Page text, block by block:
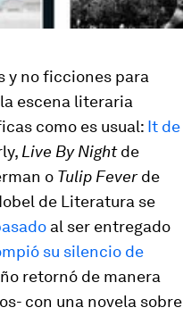
y no ficciones para
escena literaria
como es usual: It de
Live By Nightde
o Tulip Feverde
de Literatura se
al ser entregado
su silencio de
retornó de manera
con una novela sobre